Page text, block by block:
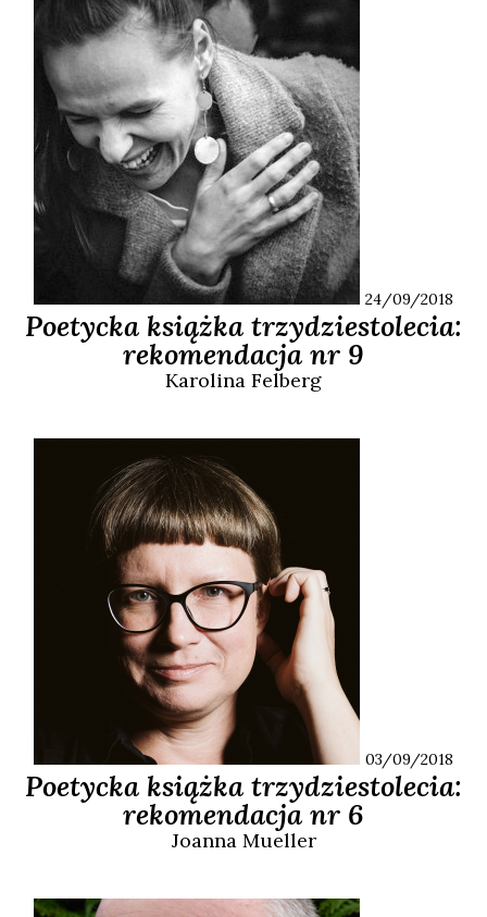
24/09/2018
Poetycka książka trzydziestolecia:
rekomendacja nr 9
Karolina Felberg
03/09/2018
Poetycka książka trzydziestolecia:
rekomendacja nr 6
Joanna Mueller